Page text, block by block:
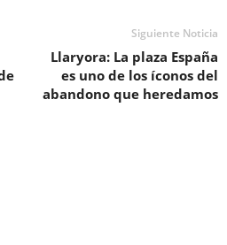
Siguiente Noticia
Llaryora: La plaza España
es uno de los íconos del
abandono que heredamos